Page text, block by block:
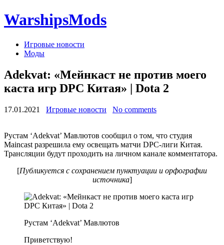
WarshipsMods
Игровые новости
Моды
Adekvat: «Мейнкаст не против моего
каста игр DPC Китая» | Dota 2
17.01.2021 Игровые новости No comments
Рустам ‘Adekvat’ Мавлютов сообщил о том, что студия
Maincast разрешила ему освещать матчи DPC-лиги Китая.
Трансляции будут проходить на личном канале комментатора.
[Публикуется с сохранением пунктуации и орфографии
источника]
Рустам ‘Adekvat’ Мавлютов
Приветствую!